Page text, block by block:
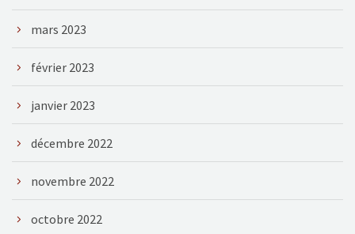
mars 2023
février 2023
janvier 2023
décembre 2022
novembre 2022
octobre 2022